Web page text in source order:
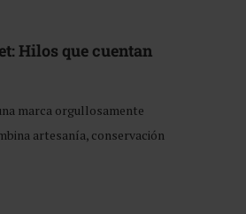
Hilos que cuentan
marca orgullosamente
artesanía, conservación